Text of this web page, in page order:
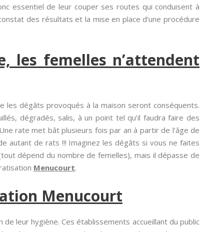
essentiel de leur couper ses routes qui conduisent à
des résultats et la mise en place d’une procédure
les femelles n’attendent
les dégâts provoqués à la maison seront conséquents.
dégradés, salis, à un point tel qu’il faudra faire des
rate met bât plusieurs fois par an à partir de l’âge de
autant de rats !!! Imaginez les dégâts si vous ne faites
dépend du nombre de femelles), mais il dépasse de
Menucourt.
Menucourt
leur hygiène. Ces établissements accueillant du public